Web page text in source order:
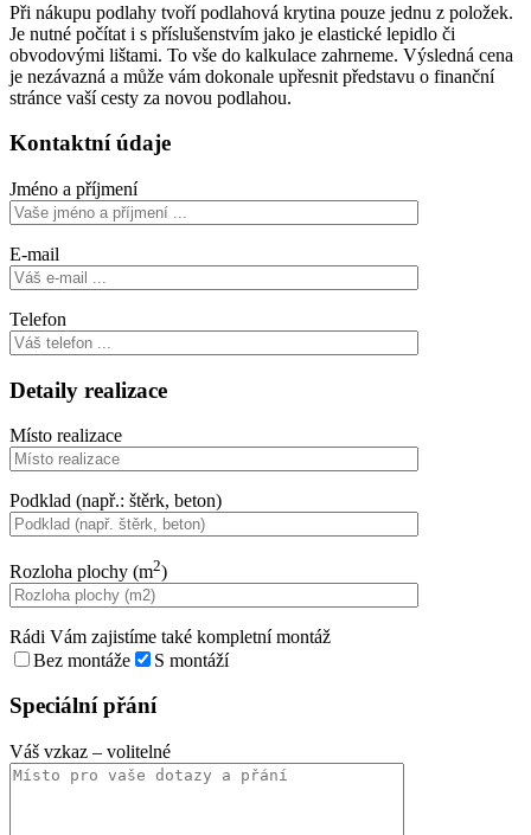
Při nákupu podlahy tvoří podlahová krytina pouze jednu z položek.
Je nutné počítat i s příslušenstvím jako je elastické lepidlo či
obvodovými lištami. To vše do kalkulace zahrneme. Výsledná cena
je nezávazná a může vám dokonale upřesnit představu o finanční
stránce vaší cesty za novou podlahou.
Kontaktní údaje
Jméno a příjmení
E-mail
Telefon
Detaily realizace
Místo realizace
Podklad (např.: štěrk, beton)
Rozloha plochy (m2)
Rádi Vám zajistíme také kompletní montáž
Bez montáže
S montáží
Speciální přání
Váš vzkaz – volitelné